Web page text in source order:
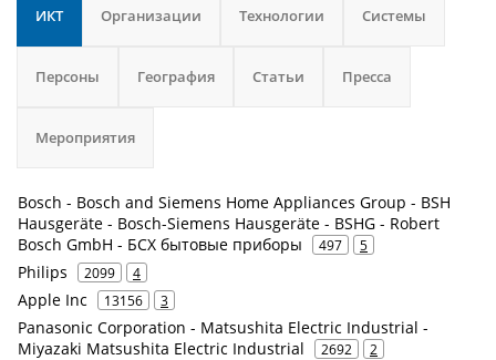
ИКТ Организации Технологии Системы
Персоны География Статьи Пресса
Мероприятия
Bosch - Bosch and Siemens Home Appliances Group - BSH
Hausgeräte - Bosch-Siemens Hausgeräte - BSHG - Robert
Bosch GmbH - БСХ бытовые приборы
497 5
Philips 2099 4
Apple Inc 13156 3
Panasonic Corporation - Matsushita Electric Industrial -
Miyazaki Matsushita Electric Industrial
2692 2